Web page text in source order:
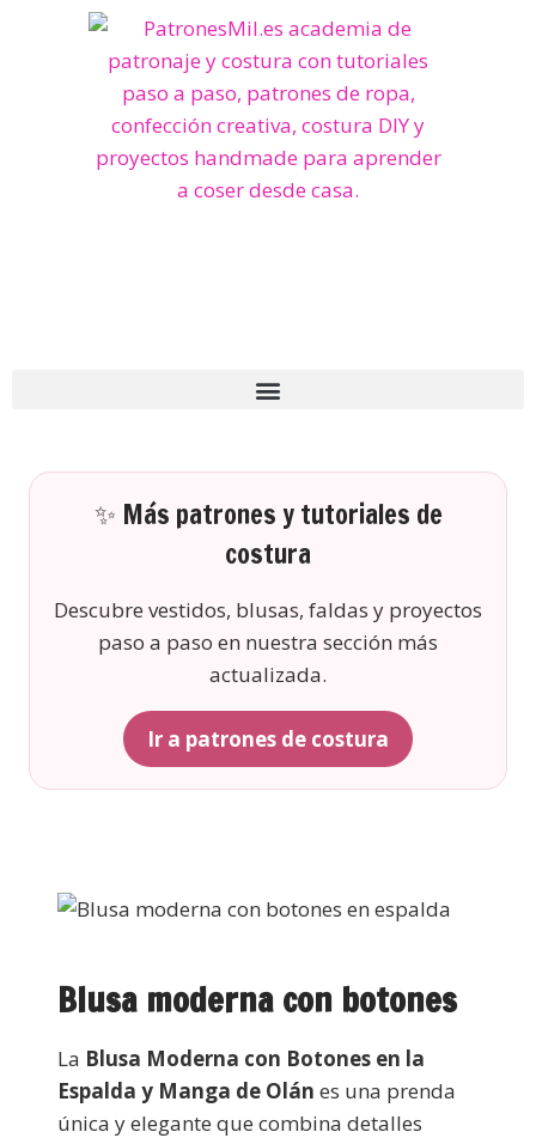
✨ Más patrones y tutoriales de
costura
Descubre vestidos, blusas, faldas y proyectos
paso a paso en nuestra sección más
actualizada.
Ir a patrones de costura
Blusa moderna con botones
La Blusa Moderna con Botones en la
Espalda y Manga de Olán es una prenda
única y elegante que combina detalles